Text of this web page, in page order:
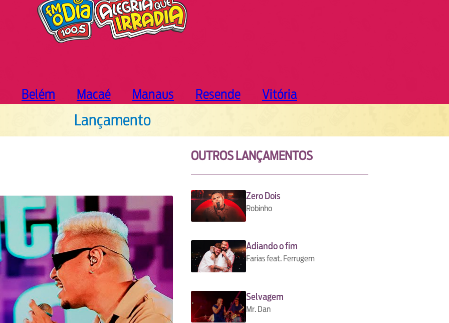
Belém Macaé Manaus Resende Vitória
Lançamento
OUTROS LANÇAMENTOS
Zero Dois
Robinho
Adiando o fim
Farias feat. Ferrugem
Selvagem
Mr. Dan